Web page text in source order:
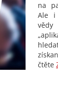
na
Ale i
čtěte